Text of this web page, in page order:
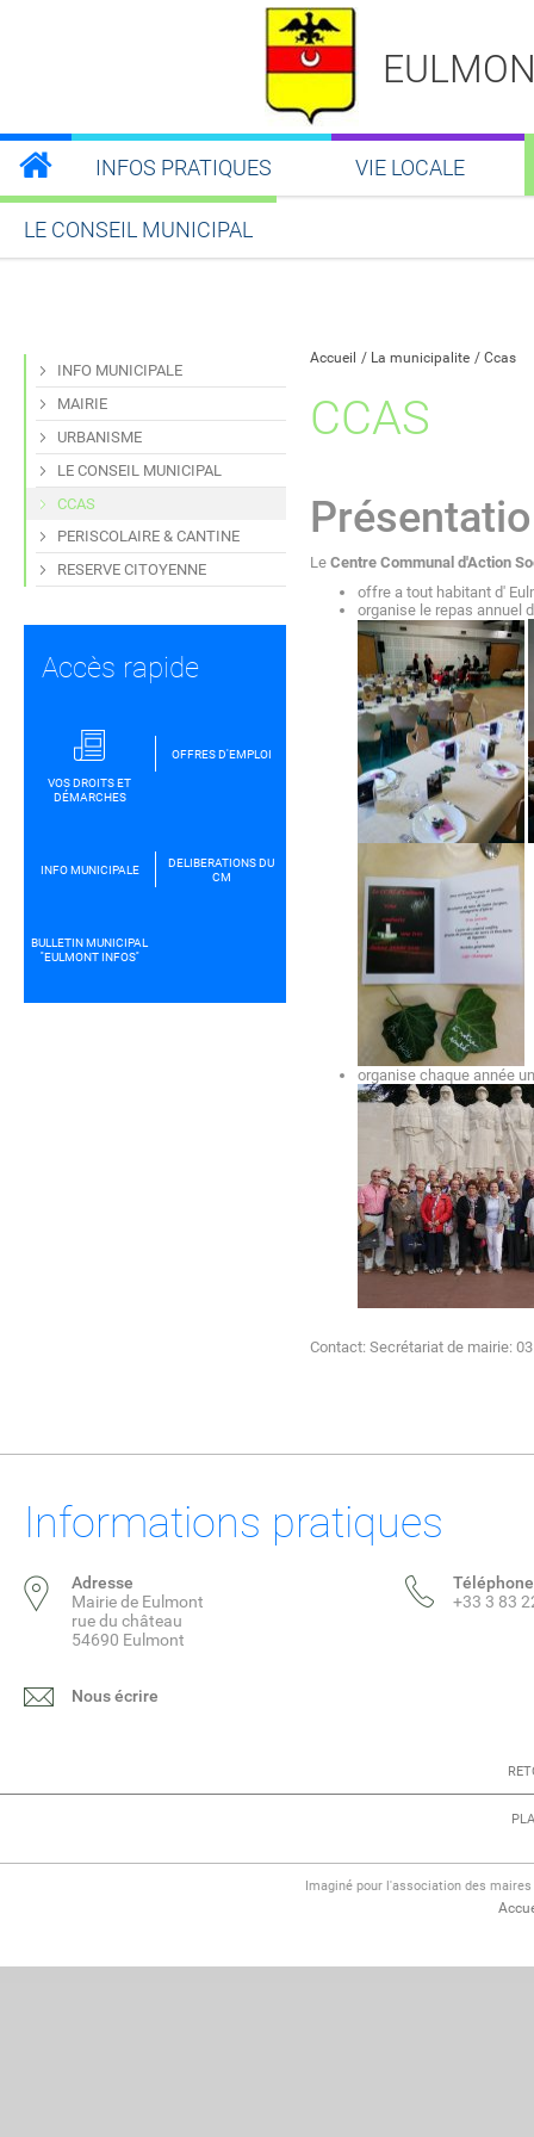
INFOS PRATIQUES VIE LOCALE
LE CONSEIL MUNICIPAL
Accueil La municipalite Ccas
CCAS
Le Centre Communal d'Action
offre a tout habitant d'
organise le repas annuel
organise chaque année
Contact: Secrétariat de mairie:
INFO MUNICIPALE
MAIRIE
URBANISME
LE CONSEIL MUNICIPAL
CCAS
PERISCOLAIRE & CANTINE
RESERVE CITOYENNE
Accès rapide
VOS DROITS ET
DÉMARCHES
OFFRES D'EMPLOI
INFO MUNICIPALE
DELIBERATIONS DU
CM
BULLETIN MUNICIPAL
''EULMONT INFOS''
Informations pratiques
Adresse
Mairie de Eulmont
rue du château
54690 Eulmont
Nous écrire
Téléphone
+33 3 83
Imaginé pour l'association des